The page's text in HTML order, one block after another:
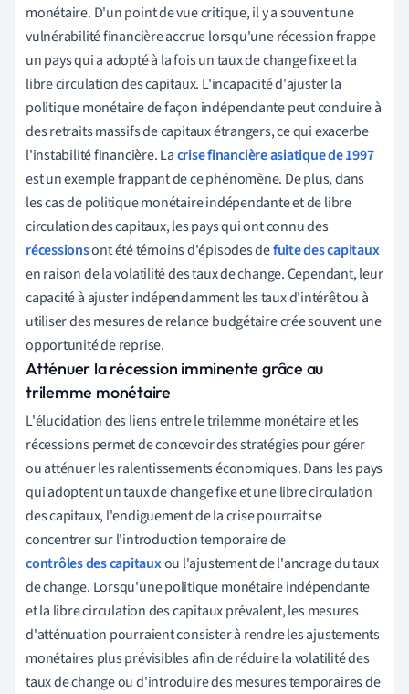
monétaire. D'un point de vue critique, il y a souvent une
vulnérabilité financière accrue lorsqu'une récession frappe
un pays qui a adopté à la fois un taux de change fixe et la
libre circulation des capitaux. L'incapacité d'ajuster la
politique monétaire de façon indépendante peut conduire à
des retraits massifs de capitaux étrangers, ce qui exacerbe
l'instabilité financière. Lacrise financière asiatique de 1997
est un exemple frappant de ce phénomène. De plus, dans
les cas de politique monétaire indépendante et de libre
circulation des capitaux, les pays qui ont connu des
récessionsont été témoins d'épisodes defuite des capitaux
en raison de la volatilité des taux de change. Cependant, leur
capacité à ajuster indépendamment les taux d'intérêt ou à
utiliser des mesures de relance budgétaire crée souvent une
opportunité de reprise.
Atténuer la récession imminente grâce au
trilemme monétaire
L'élucidation des liens entre le trilemme monétaire et les
récessions permet de concevoir des stratégies pour gérer
ou atténuer les ralentissements économiques. Dans les pays
qui adoptent un taux de change fixe et une libre circulation
des capitaux, l'endiguement de la crise pourrait se
concentrer sur l'introduction temporaire de
contrôles des capitauxou l'ajustement de l'ancrage du taux
de change. Lorsqu'une politique monétaire indépendante
et la libre circulation des capitaux prévalent, les mesures
d'atténuation pourraient consister à rendre les ajustements
monétaires plus prévisibles afin de réduire la volatilité des
taux de change ou d'introduire des mesures temporaires de